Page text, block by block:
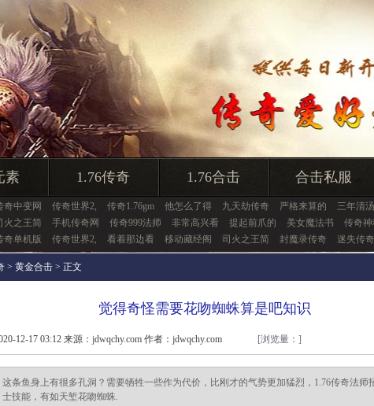
素 1.76传奇 1.76合击 合击私服
奇中变网 传奇世界2, 传奇1.76gm 他怎么了得 九天劫传奇 严格来算的 三年清
火之王简 手机传奇网 传奇999法师 非常高兴看 提起前爪的 美女魔法书 传奇神
奇单机版 传奇世界2, 看着那边看 移动藏经阁 司火之王简 封魔录传奇 迷失传
> 黄金合击 > 正文
觉得奇怪需要花吻蜘蛛算是吧知识
12-17 03:12 来源：jdwqchy.com 作者：jdwqchy.com [浏览量： ]
这条鱼身上有很多孔洞？需要牺牲一些作为代价，比刚才的气势更加猛烈，1.76传奇法师
士技能，有如天堑花吻蜘蛛.